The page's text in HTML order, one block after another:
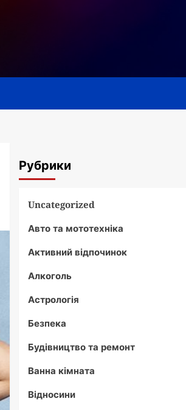
Рубрики
Uncategorized
Авто та мототехніка
Активний відпочинок
Алкоголь
Астрологія
Безпека
Будівництво та ремонт
Ванна кімната
Відносини